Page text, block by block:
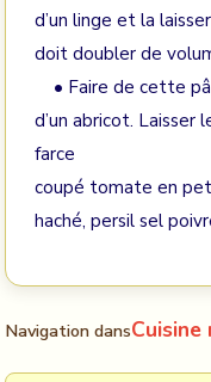
d’un linge et la
doit doubler de
• Faire de cette
d’un abricot. Laisser
farce
coupé tomate en
haché, persil sel
Navigation dansCuisine